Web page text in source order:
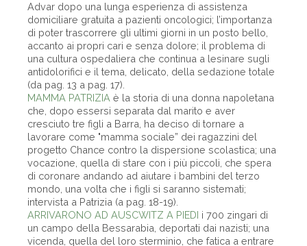
Advar dopo una lunga esperienza di assistenza
domiciliare gratuita a pazienti oncologici; l’importanza
di poter trascorrere gli ultimi giorni in un posto bello,
accanto ai propri cari e senza dolore; il problema di
una cultura ospedaliera che continua a lesinare sugli
antidolorifici e il tema, delicato, della sedazione totale
(da pag. 13 a pag. 17).
MAMMA PATRIZIA è la storia di una donna napoletana
che, dopo essersi separata dal marito e aver
cresciuto tre figli a Barra, ha deciso di tornare a
lavorare come "mamma sociale” dei ragazzini del
progetto Chance contro la dispersione scolastica; una
vocazione, quella di stare con i più piccoli, che spera
di coronare andando ad aiutare i bambini del terzo
mondo, una volta che i figli si saranno sistemati;
intervista a Patrizia (a pag. 18-19).
ARRIVARONO AD AUSCWITZ A PIEDI i 700 zingari di
un campo della Bessarabia, deportati dai nazisti; una
vicenda, quella del loro sterminio, che fatica a entrare